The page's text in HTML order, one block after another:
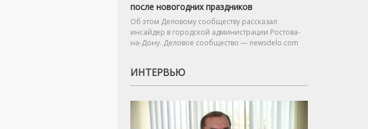
после новогодних праздников
Об этом Деловому сообществу рассказал
инсайдер в городской администрации Ростова-
на-Дону. Деловое сообщество — newsdelo.com
ИНТЕРВЬЮ